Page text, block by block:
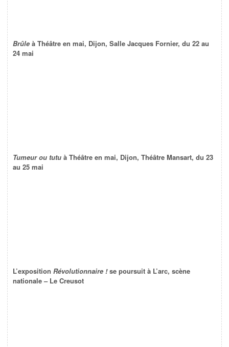
Brûle à Théâtre en mai, Dijon, Salle Jacques Fornier, du 22 au
24 mai
Tumeur ou tutu à Théâtre en mai, Dijon, Théâtre Mansart, du 23
au 25 mai
L’exposition Révolutionnaire !se poursuit à L’arc, scène
nationale – Le Creusot